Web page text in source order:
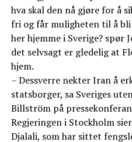
hva skal den nå gjøre for å
fri og får muligheten til å
her hjemme i Sverige? spør
det selvsagt er gledelig at
hjem.
– Dessverre nekter Iran å
statsborger, sa Sveriges
Billström på
Regjeringen i Stockholm
Djalali, som har sittet